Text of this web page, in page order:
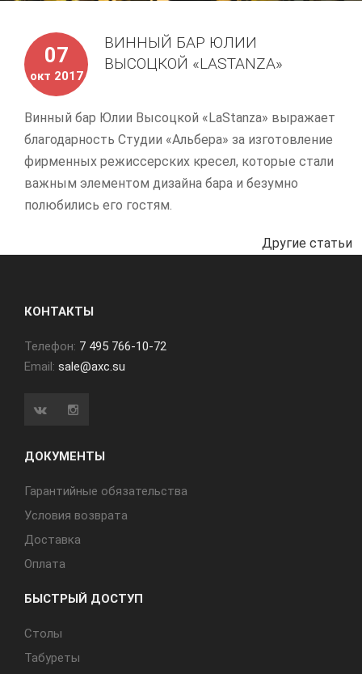
07
окт 2017
ВИННЫЙ БАР ЮЛИИ
ВЫСОЦКОЙ «LASTANZA»
Винный бар Юлии Высоцкой «LaStanza» выражает
благодарность Студии «Альбера» за изготовление
фирменных режиссерских кресел, которые стали
важным элементом дизайна бара и безумно
полюбились его гостям.
Другие статьи
КОНТАКТЫ
Телефон: 7 495 766-10-72
Email: sale@axc.su
ДОКУМЕНТЫ
Гарантийные обязательства
Условия возврата
Доставка
Оплата
БЫСТРЫЙ ДОСТУП
Cтолы
Табуреты